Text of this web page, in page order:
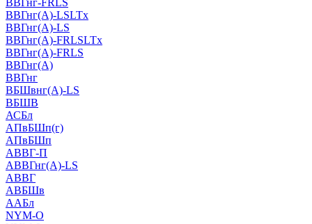
ВВГнг-FRLS
ВВГнг(А)-LSLTx
ВВГнг(А)-LS
ВВГнг(А)-FRLSLTx
ВВГнг(А)-FRLS
ВВГнг(А)
ВВГнг
ВБШвнг(А)-LS
ВБШВ
АСБл
АПвБШп(г)
АПвБШп
АВВГ-П
АВВГнг(А)-LS
АВВГ
АВБШв
ААБл
NYM-O